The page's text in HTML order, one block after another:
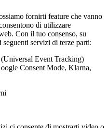
fornirti feature che vanno
di utilizzare
Con il tuo consenso, su
servizi di terze parti:
Event Tracking)
Consent Mode, Klarna,